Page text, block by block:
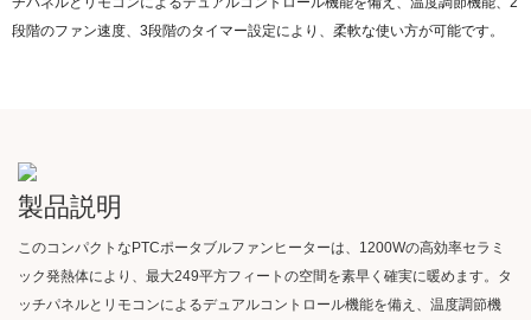
段階のファン速度、3段階のタイマー設定により、柔軟な使い方が可能です。
製品説明
このコンパクトなPTCポータブルファンヒーターは、1200Wの高効率セラミ
ック発熱体により、最大249平方フィートの空間を素早く確実に暖めます。タ
ッチパネルとリモコンによるデュアルコントロール機能を備え、温度調節機